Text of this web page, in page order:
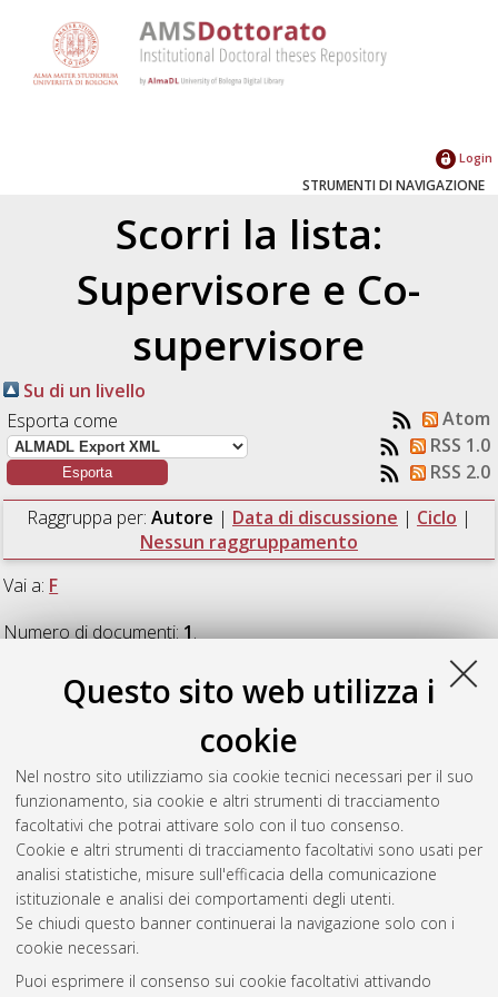
Questo sito web utilizza i
cookie
Nel nostro sito utilizziamo sia cookie tecnici necessari per il suo
funzionamento, sia cookie e altri strumenti di tracciamento
facoltativi che potrai attivare solo con il tuo consenso.
Cookie e altri strumenti di tracciamento facoltativi sono usati per
analisi statistiche, misure sull'efficacia della comunicazione
istituzionale e analisi dei comportamenti degli utenti.
Se chiudi questo banner continuerai la navigazione solo con i
cookie necessari.
Puoi esprimere il consenso sui cookie facoltativi attivando
Login
STRUMENTI DI NAVIGAZIONE
Scorri la lista:
Supervisore e Co-
supervisore
Su di un livello
Esporta come
Atom
RSS 1.0
RSS 2.0
Raggruppa per: Autore | Data di discussione | Ciclo |
Nessun raggruppamento
Vai a: F
Numero di documenti:1.
(2014)Multimethodological study of
molecular recognition phenomena, [Dissertation thesis], Alma
Mater Studiorum Università di Bologna. Dottorato di ricerca in
Chimica, 26 Ciclo. DOI 10.6092/unibo/amsdottorato/6376.
Questa lista e' stata generata ilFri Aug 7 20:43:58 2026 CEST
Atom